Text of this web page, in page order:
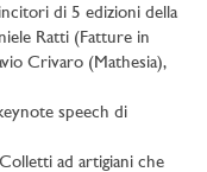
di 5 edizioni della
Ratti (Fatture in
Crivaro (Mathesia),
speech di
ad artigiani che